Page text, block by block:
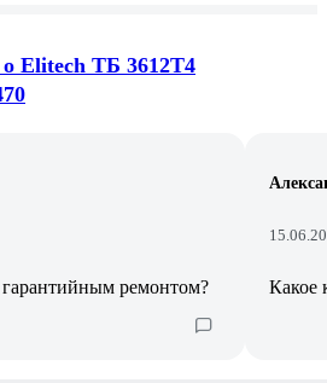
Elitech ТБ 3612T4
гарантийным ремонтом? Какое